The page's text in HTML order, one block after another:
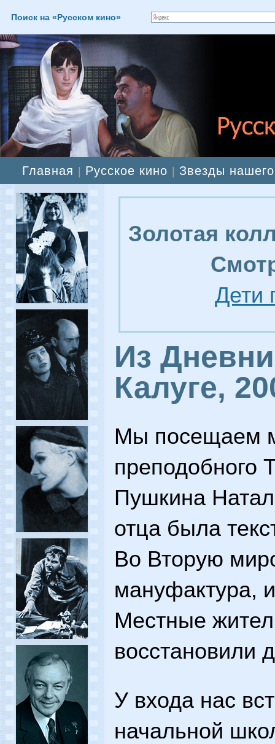
Поиск на «Русском кино»
Главная Русское кино Звезды
Золотая
Дети
Из
Калуге,
Мы посещаем
преподобного
Пушкина
отца была
Во Вторую
мануфактура,
Местные
восстановили
У входа нас
начальной